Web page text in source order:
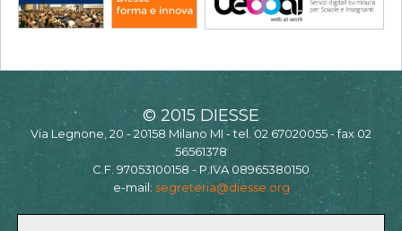
© 2015 DIESSE
Via Legnone, 20 - 20158 Milano MI - tel. 02 67020055 - fax 02
56561378
C.F. 97053100158 - P.IVA 08965380150
e-mail: segreteria@diesse.org